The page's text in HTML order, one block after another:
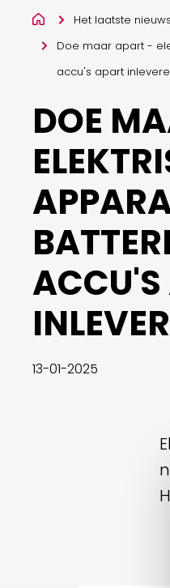
Het laatste nieuws
Doe maar apart -
accu's apart
DOE
13-01-2025